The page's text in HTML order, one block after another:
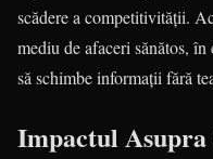
scădere a competitivității.
mediu de afaceri sănătos,
să schimbe informații fără
Impactul